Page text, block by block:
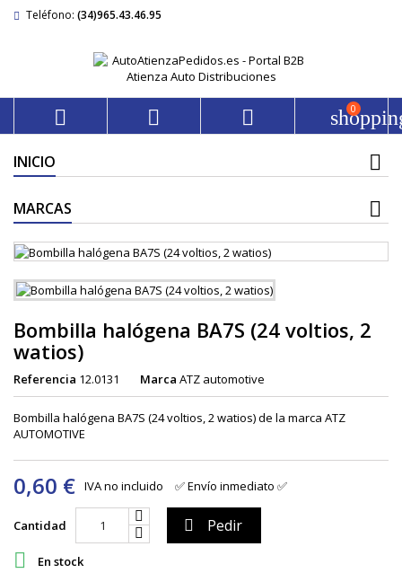
Teléfono: (34)965.43.46.95
   0
INICIO
MARCAS
Bombilla halógena BA7S (24 voltios, 2
watios)
Referencia 12.0131 Marca ATZ automotive
Bombilla halógena BA7S (24 voltios, 2 watios) de la marca ATZ
AUTOMOTIVE
0,60 € IVA no incluido ✅ Envío inmediato ✅
Cantidad  Pedir
 En stock